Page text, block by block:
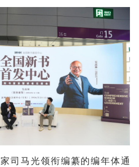
司马光领衔编纂的编年体通